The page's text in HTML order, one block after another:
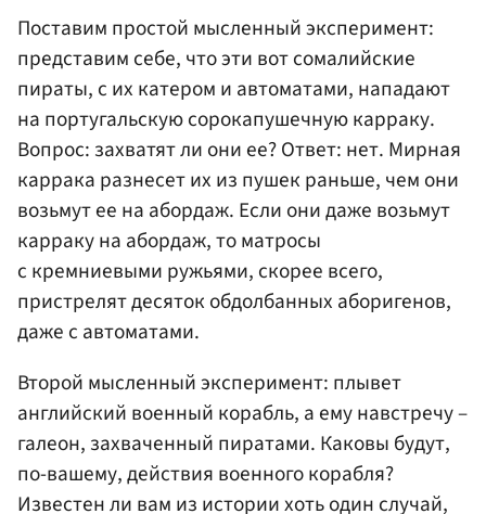
Поставим простой мысленный эксперимент:
представим себе, что эти вот сомалийские
пираты, с их катером и автоматами, нападают
на португальскую сорокапушечную карраку.
Вопрос: захватят ли они ее? Ответ: нет. Мирная
каррака разнесет их из пушек раньше, чем они
возьмут ее на абордаж. Если они даже возьмут
карраку на абордаж, то матросы
с кремниевыми ружьями, скорее всего,
пристрелят десяток обдолбанных аборигенов,
даже с автоматами.
Второй мысленный эксперимент: плывет
английский военный корабль, а ему навстречу –
галеон, захваченный пиратами. Каковы будут,
по-вашему, действия военного корабля?
Известен ли вам из истории хоть один случай,